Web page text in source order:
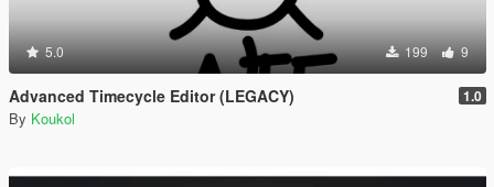
5.0 199 9
Advanced Timecycle Editor (LEGACY) 1.0
By Koukol